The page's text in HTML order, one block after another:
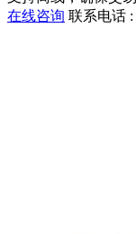
在线咨询 联系电话 :